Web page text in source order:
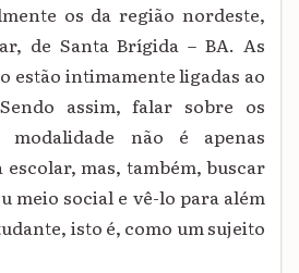
os da região nordeste,
de Santa Brígida – BA. As
estão intimamente ligadas ao
assim, falar sobre os
modalidade não é apenas
escolar, mas, também, buscar
meio social e vê-lo para além
isto é, como um sujeito